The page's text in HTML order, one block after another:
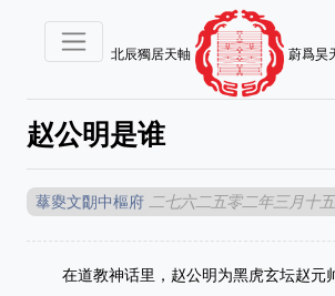
北辰獨居天軸 蔚爲昊
赵公明是谁
蕐夓文朙中樞府 二七六二五零二年三月十五
在道教神话里，赵公明为黑虎玄坛赵元